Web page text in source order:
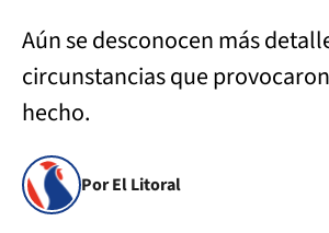
Aún se desconocen más
circunstancias que
hecho.
Por El Litoral